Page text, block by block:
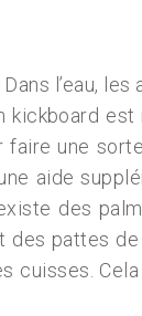
l’eau,
kickboard
une
aide
des
pattes